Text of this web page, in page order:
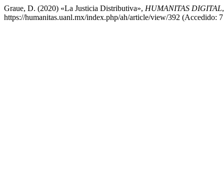
Graue, D. (2020) «La Justicia Distributiva», HUMANITAS DIGITAL
https://humanitas.uanl.mx/index.php/ah/article/view/392 (Accedido: